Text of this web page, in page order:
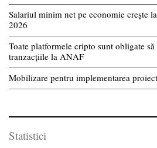
Salariul minim net pe economie crește
2026
Toate platformele cripto sunt obligate
tranzacțiile la ANAF
Mobilizare pentru implementarea
Statistici